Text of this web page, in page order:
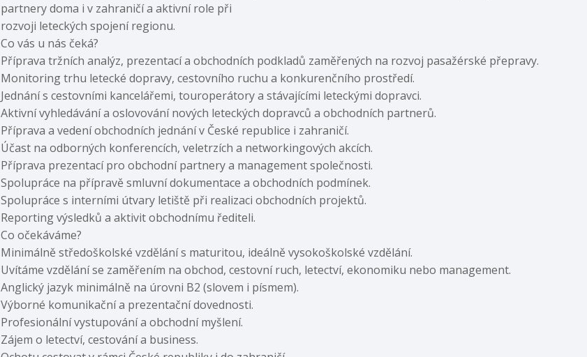
partnery doma i v zahraničí a aktivní role při
rozvoji leteckých spojení regionu.
Co vás u nás čeká?
Příprava tržních analýz, prezentací a obchodních podkladů zaměřených na rozvoj pasažérské přepravy.
Monitoring trhu letecké dopravy, cestovního ruchu a konkurenčního prostředí.
Jednání s cestovními kancelářemi, touroperátory a stávajícími leteckými dopravci.
Aktivní vyhledávání a oslovování nových leteckých dopravců a obchodních partnerů.
Příprava a vedení obchodních jednání v České republice i zahraničí.
Účast na odborných konferencích, veletrzích a networkingových akcích.
Příprava prezentací pro obchodní partnery a management společnosti.
Spolupráce na přípravě smluvní dokumentace a obchodních podmínek.
Spolupráce s interními útvary letiště při realizaci obchodních projektů.
Reporting výsledků a aktivit obchodnímu řediteli.
Co očekáváme?
Minimálně středoškolské vzdělání s maturitou, ideálně vysokoškolské vzdělání.
Uvítáme vzdělání se zaměřením na obchod, cestovní ruch, letectví, ekonomiku nebo management.
Anglický jazyk minimálně na úrovni B2 (slovem i písmem).
Výborné komunikační a prezentační dovednosti.
Profesionální vystupování a obchodní myšlení.
Zájem o letectví, cestování a business.